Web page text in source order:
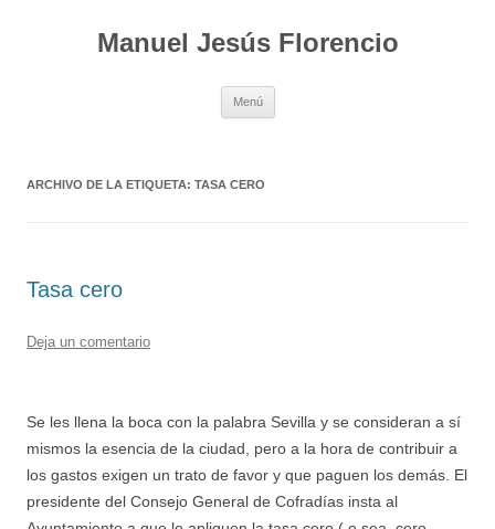
Manuel Jesús Florencio
Menú
ARCHIVO DE LA ETIQUETA: TASA CERO
Tasa cero
Deja un comentario
Se les llena la boca con la palabra Sevilla y se consideran a sí
mismos la esencia de la ciudad, pero a la hora de contribuir a
los gastos exigen un trato de favor y que paguen los demás. El
presidente del Consejo General de Cofradías insta al